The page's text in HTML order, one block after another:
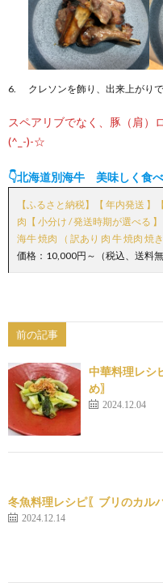
クレソンを飾り、出来上がりで
スペアリブでなく、豚（肩）
(^_-)-☆
👇北海道別海牛 美味しく食
【ふるさと納税】【 年内発送
肉【 小分け / 発送時期が選べる
海牛 焼肉 （ 訳あり 肉 牛 焼肉 焼
価格：10,000円～（税込、送料
前の記事
中華料理レシ
め〗
2024.12.04
冬魚料理レシピ〖ブリのカル
2024.12.14